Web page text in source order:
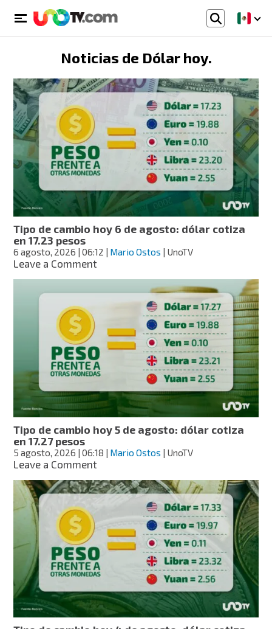
Noticias de Dólar hoy.
Tipo de cambio hoy 6 de agosto: dólar cotiza
en 17.23 pesos
6 agosto, 2026 | 06:12 | Mario Ostos | UnoTV
Leave a Commenton
de
agosto:
dólar
cotiza
17.23
pesos
Tipo de cambio hoy 5 de agosto: dólar cotiza
en 17.27 pesos
5 agosto, 2026 | 06:18 | Mario Ostos | UnoTV
Leave a Commenton
de
cambio
de
agosto:
dólar
cotiza
17.27
pesos